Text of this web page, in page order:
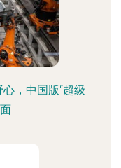
，中国版“超级